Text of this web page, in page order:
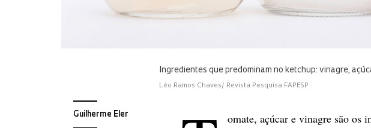
Ingredientes que predominam no ketchup: vinagre,
Léo Ramos Chaves/ Revista Pesquisa FAPESP
Guilherme Eler
omate, açúcar e vinagre são os